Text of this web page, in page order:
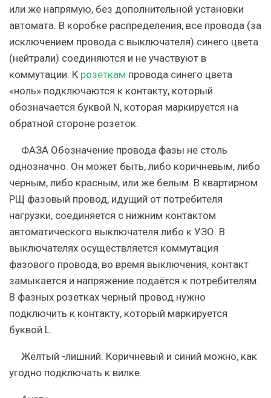
или же напрямую, без дополнительной установки
автомата. В коробке распределения, все провода (за
исключением провода с выключателя) синего цвета
(нейтрали) соединяются и не участвуют в
коммутации. К розеткам провода синего цвета
«ноль» подключаются к контакту, который
обозначается буквой N, которая маркируется на
обратной стороне розеток.
ФАЗА Обозначение провода фазы не столь
однозначно. Он может быть, либо коричневым, либо
черным, либо красным, или же белым. В квартирном
РЩ фазовый провод, идущий от потребителя
нагрузки, соединяется с нижним контактом
автоматического выключателя либо к УЗО. В
выключателях осуществляется коммутация
фазового провода, во время выключения, контакт
замыкается и напряжение подаётся к потребителям.
В фазных розетках черный провод нужно
подключить к контакту, который маркируется
буквой L.
Жёлтый -лишний. Коричневый и синий можно, как
угодно подключать к вилке.